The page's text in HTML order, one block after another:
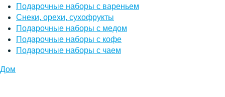
Подарочные наборы с вареньем
Снеки, орехи, сухофрукты
Подарочные наборы с медом
Подарочные наборы с кофе
Подарочные наборы с чаем
Дом